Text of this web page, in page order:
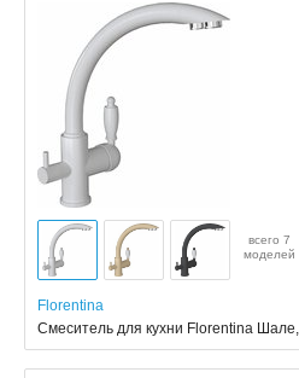
всего 7
моделей
Florentina
Смеситель для кухни Florentina